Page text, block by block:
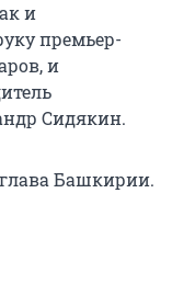
и
премьер-
и
Сидякин.
Башкирии.